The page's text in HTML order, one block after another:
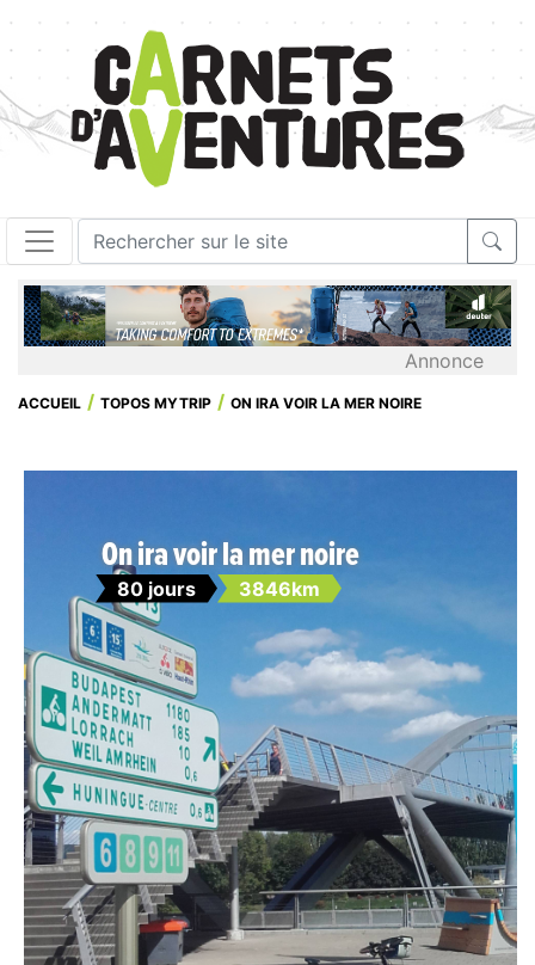
Annonce
ACCUEIL TOPOS MYTRIP ON IRA VOIR LA MER NOIRE
On ira voir la mer noire
80 jours 3846km